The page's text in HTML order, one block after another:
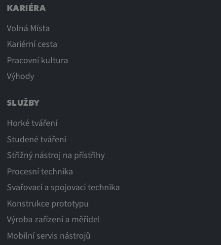
KARIÉRA
Volná Místa
Kariérní cesta
Pracovní kultura
Výhody
SLUŽBY
Horké tváření
Studené tváření
Střižný nástroj na přístřihy
Procesní technika
Svařovací a spojovací technika
Konstrukce prototypu
Výroba zařízení a měřidel
Mobilní servis nástrojů